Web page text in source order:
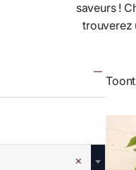
saveurs !
trouverez
×